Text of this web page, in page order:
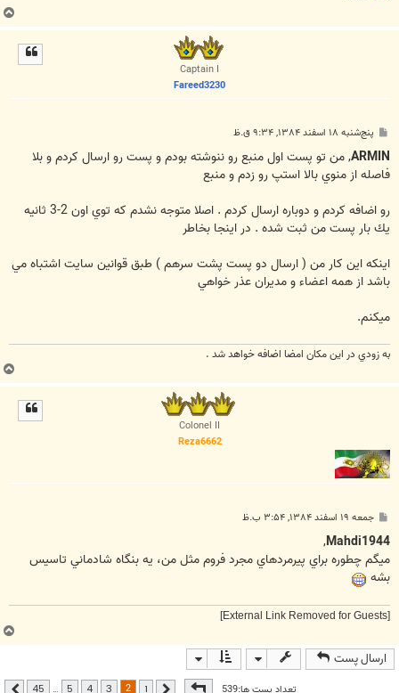
ب
ا
Captain I
Fareed3230
پ
ت
پنج‌شنبه ۱۸ اسفند ۱۳۸۴, ۹:۳۴ ق.ظ
ARMIN, من تو پست اول منبع رو ننوشته بودم و پست رو ارسال كردم و بلا
فاصله از منوي بالا استپ رو زدم و منبع
رو اضافه كردم و دوباره ارسال كردم . اصلا متوجه نشدم كه توي اون 2-3 ثانيه
يك بار پست من ثبت شده . در اينجا بخاطر
اينكه اين كار من ( ارسال دو پست پشت سرهم ) طبق قوانين سايت اشتباه مي
باشد از همه اعضاء و مديران عذر خواهي
ميكنم.
به زودي در اين مكان امضا اضافه خواهد شد .
ب
ا
Colonel II
Reza6662
پ
ت
جمعه ۱۹ اسفند ۱۳۸۴, ۳:۵۴ ب.ظ
Mahdi1944
,
ميگم چطوره براي پيرمردهاي مجرد فروم مثل من، يه بنگاه شادماني تاسيس
بشه
ب
ا
ارسال پست
تعداد پست ها:539صفحه2 از45 قبلی 2
3
4
5
…
45 بعدی